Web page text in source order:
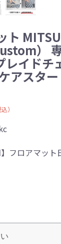
ト
）
レイドチ
アスター
込）
】フロアマッ